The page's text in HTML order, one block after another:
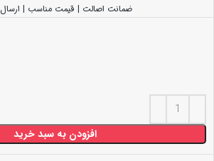
ضمانت اصالت | قیمت مناسب |
افزودن به سبد خرید